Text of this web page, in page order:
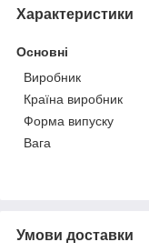
Характеристики
Основні
Виробник
Країна виробник
Форма випуску
Вага
Умови доставки